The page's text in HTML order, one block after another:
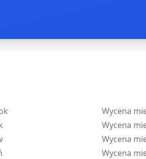
Wycena
Wycena
Wycena
Wycena